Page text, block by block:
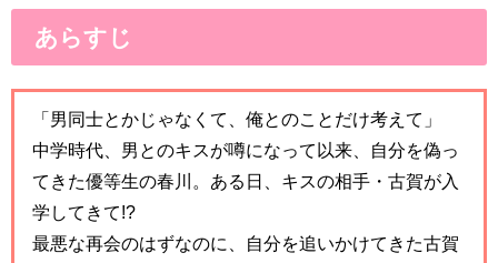
あらすじ
「男同士とかじゃなくて、俺とのことだけ考えて」
中学時代、男とのキスが噂になって以来、自分を偽っ
てきた優等生の春川。ある日、キスの相手・古賀が入
学してきて!?
最悪な再会のはずなのに、自分を追いかけてきた古賀